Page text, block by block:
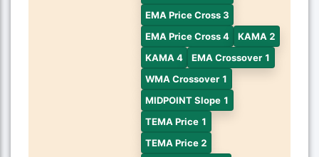
EMA Price Cross 3
EMA Price Cross 4
KAMA 2
KAMA 4
EMA Crossover 1
WMA Crossover 1
MIDPOINT Slope 1
TEMA Price 1
TEMA Price 2